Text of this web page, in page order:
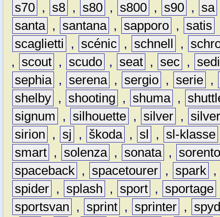
s70 , s8 , s80 , s800 , s90 , sa
santa , santana , sapporo , satis
scaglietti
, scénic , schnell ,
,
scout , scudo , seat , sec ,
sephia , serena , sergio , serie ,
shelby , shooting , shuma ,
signum
, silhouette , silver ,
sirion
, sj , škoda , sl , sl-klasse
smart , solenza , sonata ,
spaceback , spacetourer , spark ,
spider , splash , sport , sportage
sportsvan
, sprint , sprinter ,